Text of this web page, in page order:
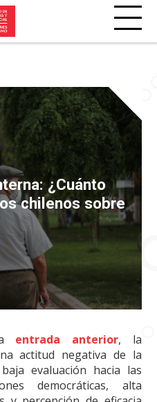
¿Cuánto
chilenos sobre
entrada anterior, la
actitud negativa de la
evaluación hacia las
democráticas, alta